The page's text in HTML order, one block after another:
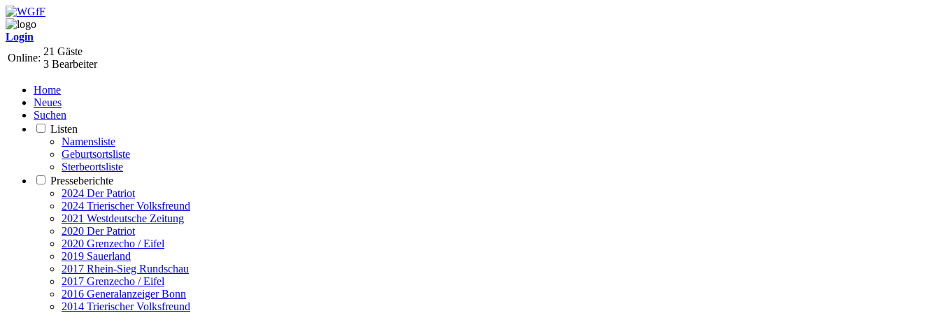
Login
Online:
21 Gäste
3 Bearbeiter
Home
Neues
Suchen
Listen
Namensliste
Geburtsortsliste
Sterbeortsliste
Presseberichte
2024 Der Patriot
2024 Trierischer Volksfreund
2021 Westdeutsche Zeitung
2020 Der Patriot
2020 Grenzecho / Eifel
2019 Sauerland
2017 Rhein-Sieg Rundschau
2017 Grenzecho / Eifel
2016 Generalanzeiger Bonn
2014 Trierischer Volksfreund